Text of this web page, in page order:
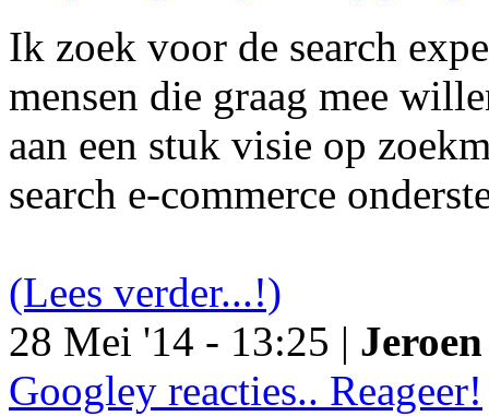
Ik zoek voor de search
mensen die graag mee
aan een stuk visie op
search e-commerce
(Lees verder...!)
28 Mei '14 - 13:25 |
Googley reacties.. Reageer!